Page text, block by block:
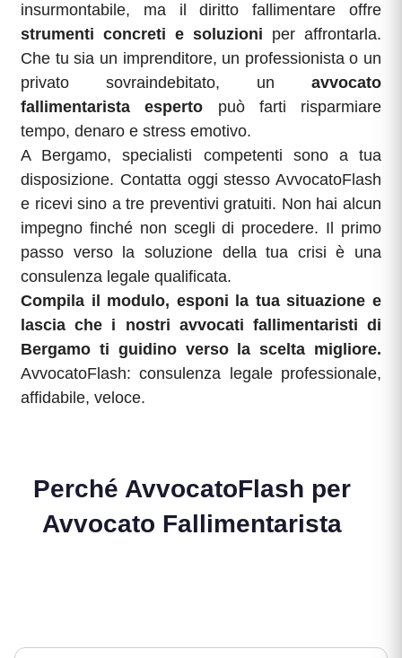
insurmontabile, ma il diritto fallimentare offre
strumenti concreti e soluzioni per affrontarla.
Che tu sia un imprenditore, un professionista o un
privato sovraindebitato, un avvocato
fallimentarista esperto può farti risparmiare
tempo, denaro e stress emotivo.
A Bergamo, specialisti competenti sono a tua
disposizione. Contatta oggi stesso AvvocatoFlash
e ricevi sino a tre preventivi gratuiti. Non hai alcun
impegno finché non scegli di procedere. Il primo
passo verso la soluzione della tua crisi è una
consulenza legale qualificata.
Compila il modulo, esponi la tua situazione e
lascia che i nostri avvocati fallimentaristi di
Bergamo ti guidino verso la scelta migliore.
AvvocatoFlash: consulenza legale professionale,
affidabile, veloce.
Perché AvvocatoFlash per
Avvocato Fallimentarista